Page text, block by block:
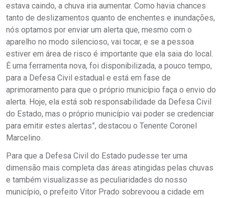
estava caindo, a chuva iria aumentar. Como havia chances
tanto de deslizamentos quanto de enchentes e inundações,
nós optamos por enviar um alerta que, mesmo com o
aparelho no modo silencioso, vai tocar, e se a pessoa
estiver em área de risco é importante que ela saia do local.
É uma ferramenta nova, foi disponibilizada, a pouco tempo,
para a Defesa Civil estadual e está em fase de
aprimoramento para que o próprio município faça o envio do
alerta. Hoje, ela está sob responsabilidade da Defesa Civil
do Estado, mas o próprio município vai poder se credenciar
para emitir estes alertas”, destacou o Tenente Coronel
Marcelino.
Para que a Defesa Civil do Estado pudesse ter uma
dimensão mais completa das áreas atingidas pelas chuvas
e também visualizasse as peculiaridades do nosso
município, o prefeito Vitor Prado sobrevoou a cidade em